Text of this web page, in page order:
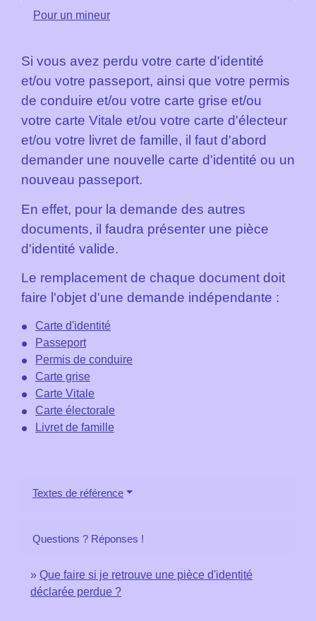
Pour un mineur
Si vous avez perdu votre carte d'identité
et/ou votre passeport, ainsi que votre permis
de conduire et/ou votre carte grise et/ou
votre carte Vitale et/ou votre carte d'électeur
et/ou votre livret de famille, il faut d'abord
demander une nouvelle carte d'identité ou un
nouveau passeport.
En effet, pour la demande des autres
documents, il faudra présenter une pièce
d'identité valide.
Le remplacement de chaque document doit
faire l'objet d'une demande indépendante :
Carte d'identité
Passeport
Permis de conduire
Carte grise
Carte Vitale
Carte électorale
Livret de famille
Textes de référence
Questions ? Réponses !
Que faire si je retrouve une pièce d'identité
déclarée perdue ?